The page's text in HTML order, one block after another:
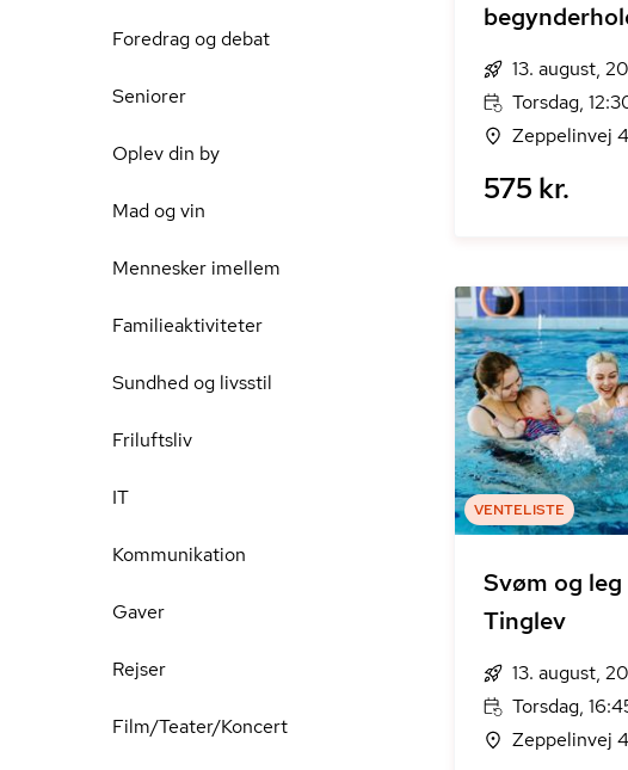
Foredrag og debat
Seniorer
Oplev din by
Mad og vin
Mennesker imellem
Familieaktiviteter
Sundhed og livsstil
Friluftsliv
IT
Kommunikation
Gaver
Rejser
Film/Teater/Koncert
13. august,
Torsdag,
Zeppelinvej
575 kr.
VENTELISTE
Svøm og
Tinglev
13. august,
Torsdag,
Zeppelinvej